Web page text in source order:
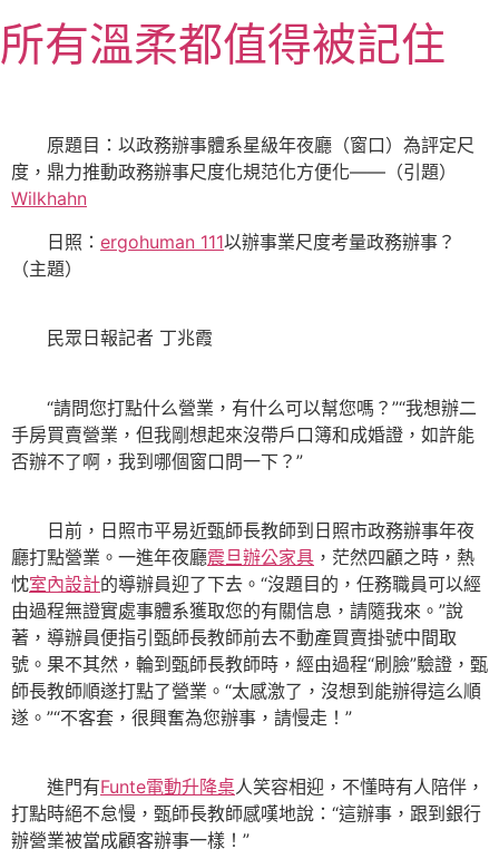
至
主所有溫柔都值得被記住
原題目：以政務辦事體系星級年夜廳（窗口）為評定尺
度，鼎力推動政務辦事尺度化規范化方便化——（引題）
Wilkhahn
日照： ergohuman 111以辦事業尺度考量政務辦事？
（主題）
民眾日報記者 丁兆霞
“請問您打點什么營業，有什么可以幫您嗎？”“我想辦二
手房買賣營業，但我剛想起來沒帶戶口簿和成婚證，如許能
否辦不了啊，我到哪個窗口問一下？”
日前，日照市平易近甄師長教師到日照市政務辦事年夜
廳打點營業。一進年夜廳震旦辦公家具 ，茫然四顧之時，熱
忱室內設計的導辦員迎了下去。“沒題目的，任務職員可以經
由過程無證實處事體系獲取您的有關信息，請隨我來。”說
著，導辦員便指引甄師長教師前去不動產買賣掛號中間取
號。果不其然，輪到甄師長教師時，經由過程“刷臉”驗證，甄
師長教師順遂打點了營業。“太感激了，沒想到能辦得這么順
遂。”“不客套，很興奮為您辦事，請慢走！”
進門有Funte電動升降桌人笑容相迎，不懂時有人陪伴，
打點時絕不怠慢，甄師長教師感嘆地說：“這辦事，跟到銀行
辦營業被當成顧客辦事一樣！”